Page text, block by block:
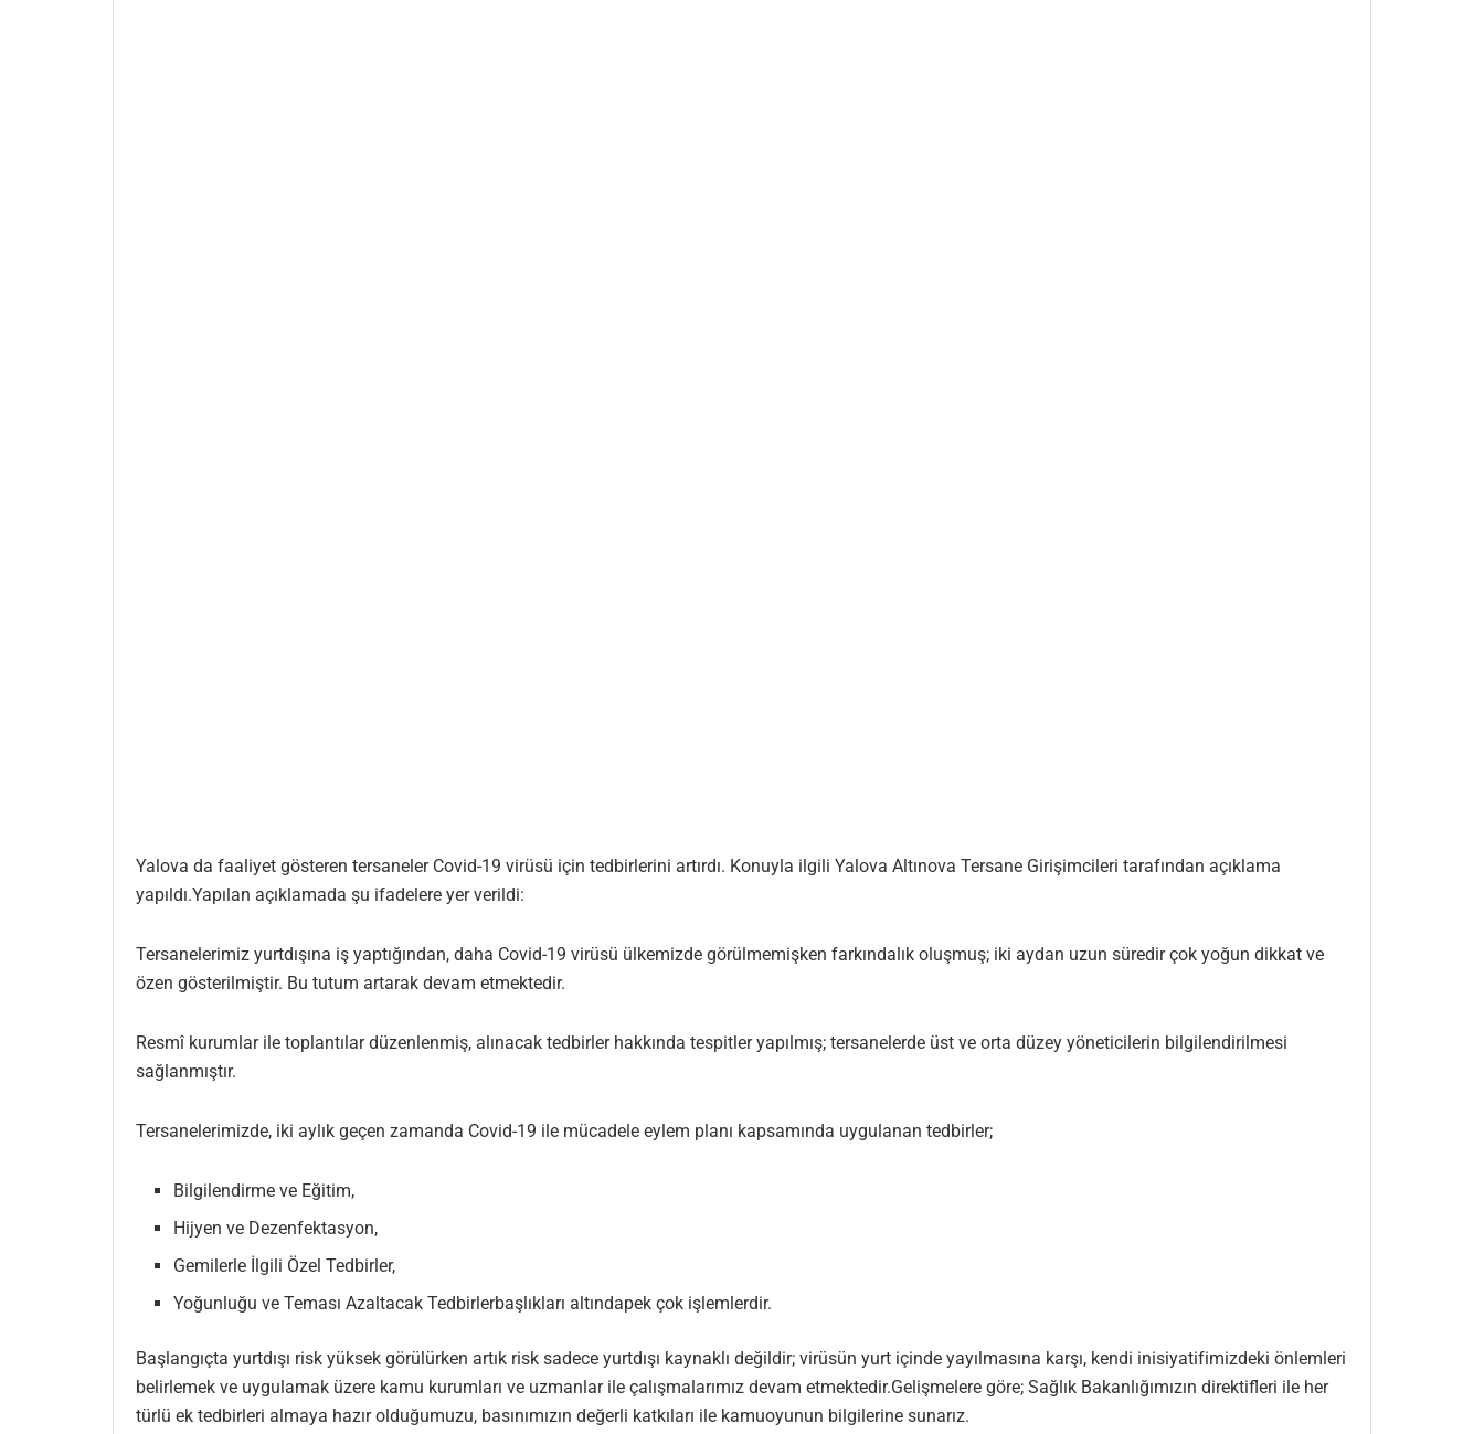
Yalova da faaliyet gösteren tersaneler Covid-19 virüsü için tedbirlerini artırdı. Konuyla ilgili Yalova Altınova Tersane Girişimcileri tarafından açıklama
yapıldı.Yapılan açıklamada şu ifadelere yer verildi:
Tersanelerimiz yurtdışına iş yaptığından, daha Covid-19 virüsü ülkemizde görülmemişken farkındalık oluşmuş; iki aydan uzun süredir çok yoğun dikkat ve
özen gösterilmiştir. Bu tutum artarak devam etmektedir.
Resmî kurumlar ile toplantılar düzenlenmiş, alınacak tedbirler hakkında tespitler yapılmış; tersanelerde üst ve orta düzey yöneticilerin bilgilendirilmesi
sağlanmıştır.
Tersanelerimizde, iki aylık geçen zamanda Covid-19 ile mücadele eylem planı kapsamında uygulanan tedbirler;
Bilgilendirme ve Eğitim,
Hijyen ve Dezenfektasyon,
Gemilerle İlgili Özel Tedbirler,
Yoğunluğu ve Teması Azaltacak Tedbirlerbaşlıkları altındapek çok işlemlerdir.
Başlangıçta yurtdışı risk yüksek görülürken artık risk sadece yurtdışı kaynaklı değildir; virüsün yurt içinde yayılmasına karşı, kendi inisiyatifimizdeki önlemleri
belirlemek ve uygulamak üzere kamu kurumları ve uzmanlar ile çalışmalarımız devam etmektedir.Gelişmelere göre; Sağlık Bakanlığımızın direktifleri ile her
türlü ek tedbirleri almaya hazır olduğumuzu, basınımızın değerli katkıları ile kamuoyunun bilgilerine sunarız.